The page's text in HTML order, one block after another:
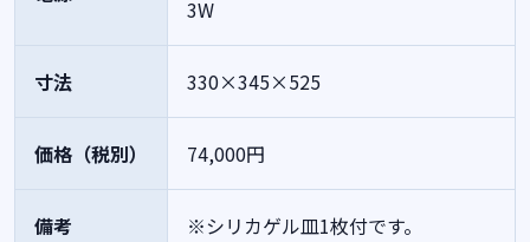
3W
寸法 330×345×525
価格（税別） 74,000円
備考 ※シリカゲル皿1枚付です。